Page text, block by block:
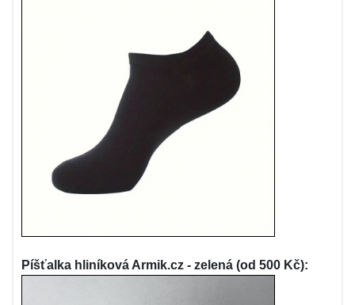
Píšťalka hliníková Armik.cz - zelená (od 500 Kč):